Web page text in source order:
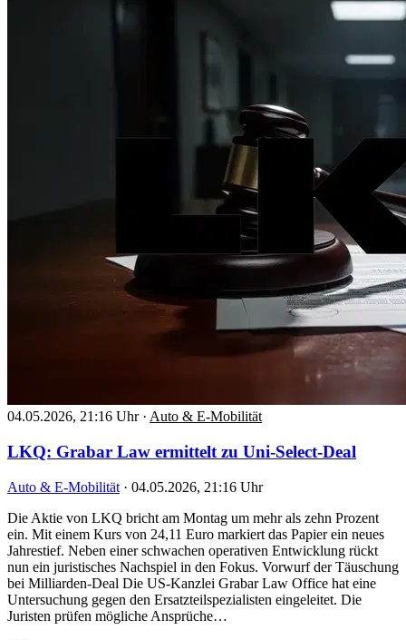
04.05.2026, 21:16 Uhr · Auto & E-Mobilität
LKQ: Grabar Law ermittelt zu Uni-Select-Deal
Auto & E-Mobilität · 04.05.2026, 21:16 Uhr
Die Aktie von LKQ bricht am Montag um mehr als zehn Prozent
ein. Mit einem Kurs von 24,11 Euro markiert das Papier ein neues
Jahrestief. Neben einer schwachen operativen Entwicklung rückt
nun ein juristisches Nachspiel in den Fokus. Vorwurf der Täuschung
bei Milliarden-Deal Die US-Kanzlei Grabar Law Office hat eine
Untersuchung gegen den Ersatzteilspezialisten eingeleitet. Die
Juristen prüfen mögliche Ansprüche…